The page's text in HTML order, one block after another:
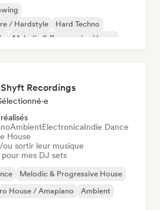
/ Hardstyle
Hard Techno
Melodic & Progressive House
Recordings
AmbientElectronicaIndie Dance
House
sortir leur musique
mes DJ sets
Melodic & Progressive House
House / Amapiano Ambient